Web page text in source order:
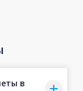
в